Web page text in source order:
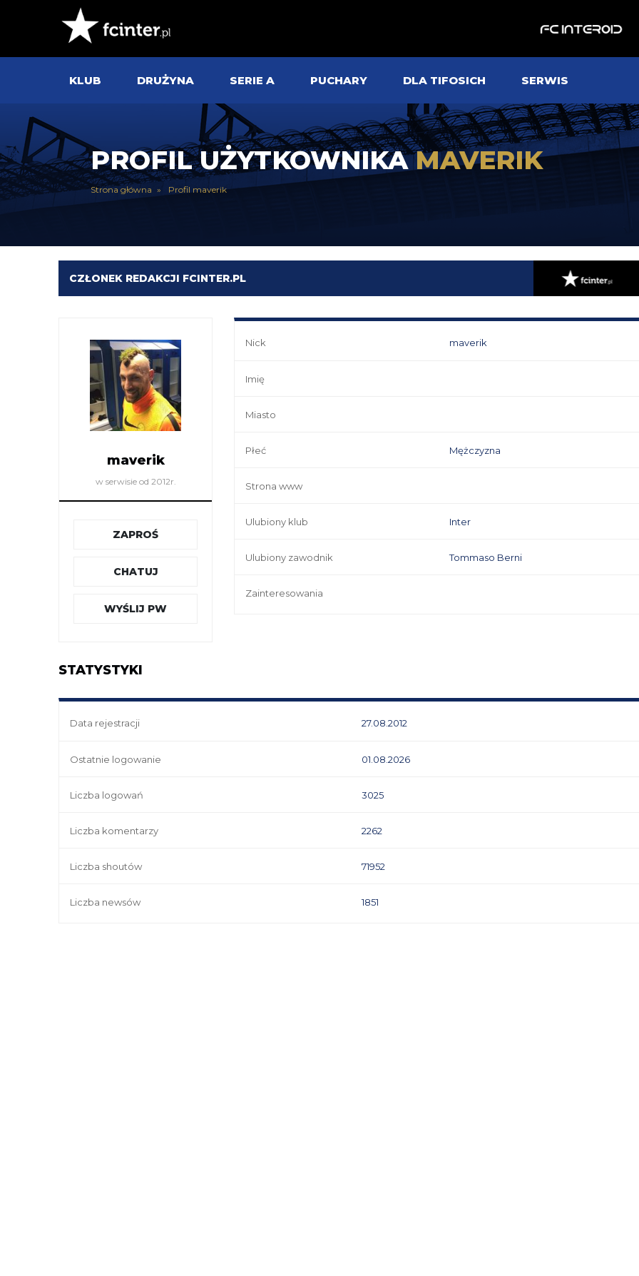
KLUB DRUŻYNA SERIE A PUCHARY DLA TIFOSICH SERWIS
PROFIL UŻYTKOWNIKAMAVERIK
Strona główna Profil maverik
CZŁONEK REDAKCJI FCINTER.PL
maverik
w serwisie od 2012r.
ZAPROŚ
CHATUJ
WYŚLIJ PW
Nick maverik
Imię
Miasto
Płeć Mężczyzna
Strona www
Ulubiony klub Inter
Ulubiony zawodnik Tommaso Berni
Zainteresowania
STATYSTYKI
Data rejestracji 27.08.2012
Ostatnie logowanie 01.08.2026
Liczba logowań 3025
Liczba komentarzy 2262
Liczba shoutów 71952
Liczba newsów 1851